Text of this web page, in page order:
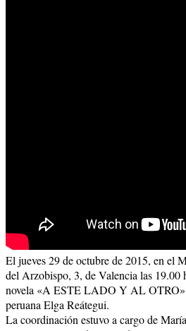
El jueves 29 de octubre de 2015, en el
del Arzobispo, 3, de Valencia las 19.00
novela «A ESTE LADO Y AL OTRO»
peruana Elga Reátegui.
La coordinación estuvo a cargo de